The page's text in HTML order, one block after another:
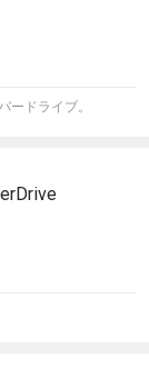
ードライブ。